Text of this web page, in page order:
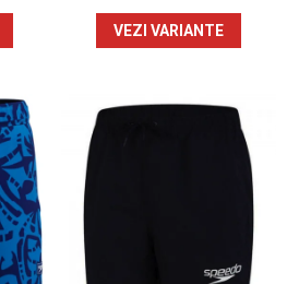
VEZI VARIANTE